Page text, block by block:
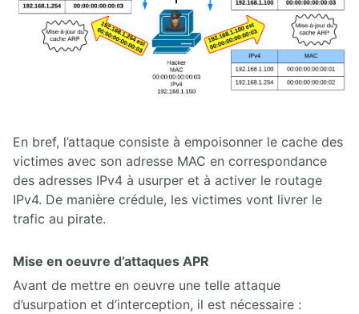
En bref, l’attaque consiste à empoisonner le cache des
victimes avec son adresse MAC en correspondance
des adresses IPv4 à usurper et à activer le routage
IPv4. De manière crédule, les victimes vont livrer le
trafic au pirate.
Mise en oeuvre d’attaques APR
Avant de mettre en oeuvre une telle attaque
d’usurpation et d’interception, il est nécessaire :